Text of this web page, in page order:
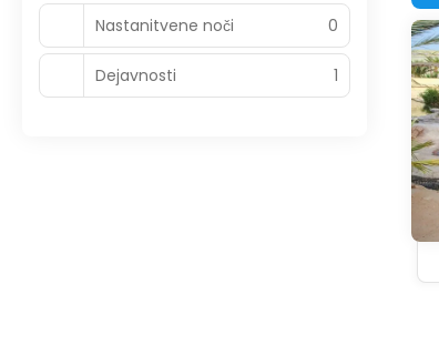
Nastanitvene noči 0
Dejavnosti 1